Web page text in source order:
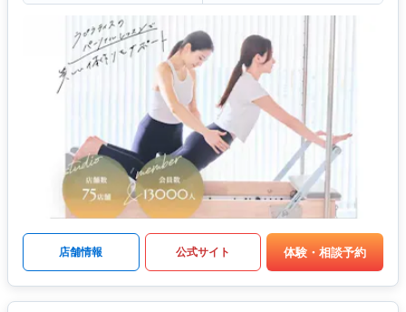
店舗情報 公式サイト 体験・相談予約